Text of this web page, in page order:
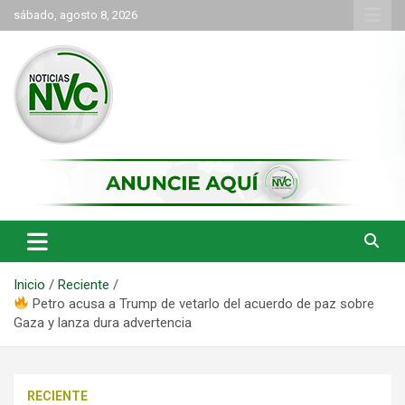
Saltar
al
contenido
sábado, agosto 8, 2026
NVC Noticias
Inicio
Reciente
Petro acusa a Trump de vetarlo del acuerdo de paz sobre
Gaza y lanza dura advertencia
RECIENTE